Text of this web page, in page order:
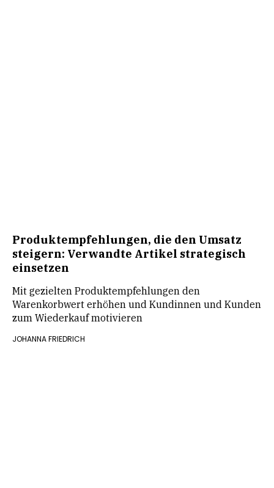
Produktempfehlungen, die den Umsatz
steigern: Verwandte Artikel strategisch
einsetzen
Mit gezielten Produktempfehlungen den
Warenkorbwert erhöhen und Kundinnen und Kunden
zum Wiederkauf motivieren
JOHANNA FRIEDRICH